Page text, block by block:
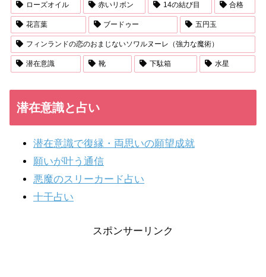
ローズオイル 赤いリボン 14の結び目 合格
花言葉 ブードゥー 五円玉
フィンランドの恋のおまじないソワルヌーレ（強力な魔術）
潜在意識 靴 下駄箱 水星
潜在意識と占い
潜在意識で復縁・両思いの願望成就
願いが叶う通信
悪魔のスリーカード占い
十干占い
スポンサーリンク